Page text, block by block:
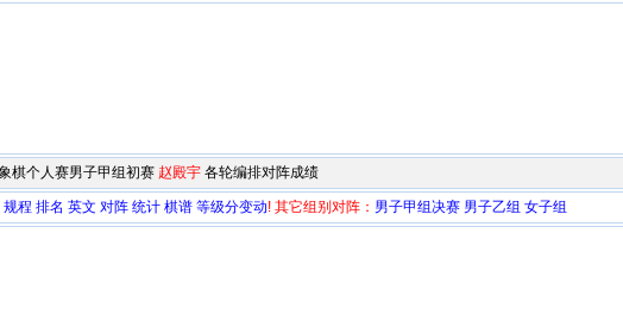
棋个人赛男子甲组初赛 赵殿宇 各轮编排对阵成绩
规程 排名 英文 对阵 统计 棋谱 等级分变动! 其它组别对阵： 男子甲组决赛 男子乙组 女子组